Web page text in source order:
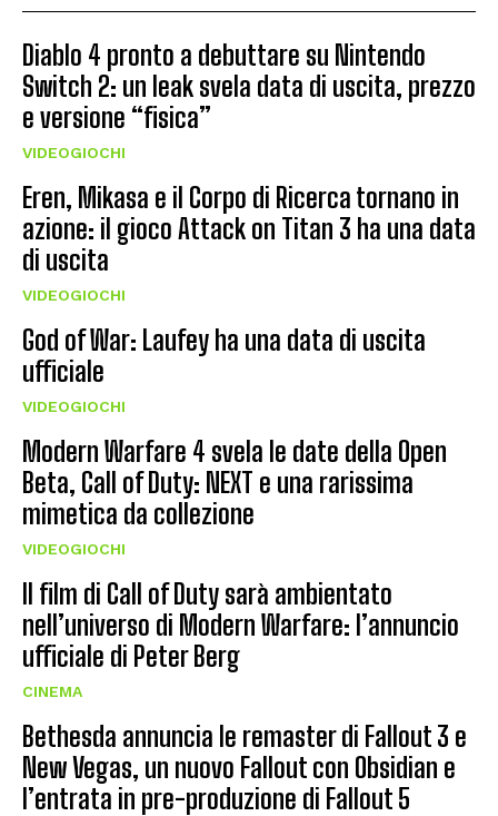
Diablo 4 pronto a debuttare su Nintendo
Switch 2: un leak svela data di uscita, prezzo
e versione “fisica”
VIDEOGIOCHI
Eren, Mikasa e il Corpo di Ricerca tornano in
azione: il gioco Attack on Titan 3 ha una data
di uscita
VIDEOGIOCHI
God of War: Laufey ha una data di uscita
ufficiale
VIDEOGIOCHI
Modern Warfare 4 svela le date della Open
Beta, Call of Duty: NEXT e una rarissima
mimetica da collezione
VIDEOGIOCHI
Il film di Call of Duty sarà ambientato
nell’universo di Modern Warfare: l’annuncio
ufficiale di Peter Berg
CINEMA
Bethesda annuncia le remaster di Fallout 3 e
New Vegas, un nuovo Fallout con Obsidian e
l’entrata in pre-produzione di Fallout 5